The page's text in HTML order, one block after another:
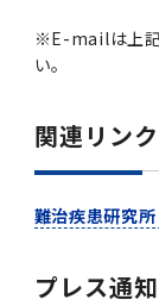
※E-mailは上記
い。
関連リンク
難治疾患研究
プレス通